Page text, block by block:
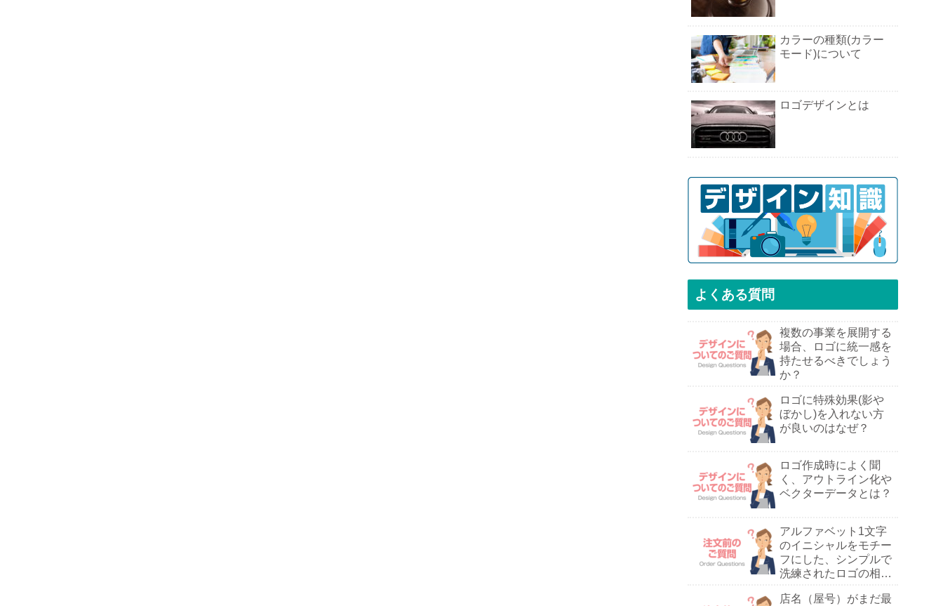
カラーの種類(カラー
モード)について
ロゴデザインとは
よくある質問
複数の事業を展開する
場合、ロゴに統一感を
持たせるべきでしょう
か？
ロゴに特殊効果(影や
ぼかし)を入れない方
が良いのはなぜ？
ロゴ作成時によく聞
く、アウトライン化や
ベクターデータとは？
アルファベット1文字
のイニシャルをモチー
フにした、シンプルで
洗練されたロゴの相談
店名（屋号）がまだ最